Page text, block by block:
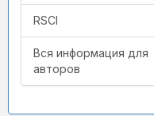
RSCI
Вся информация для
авторов